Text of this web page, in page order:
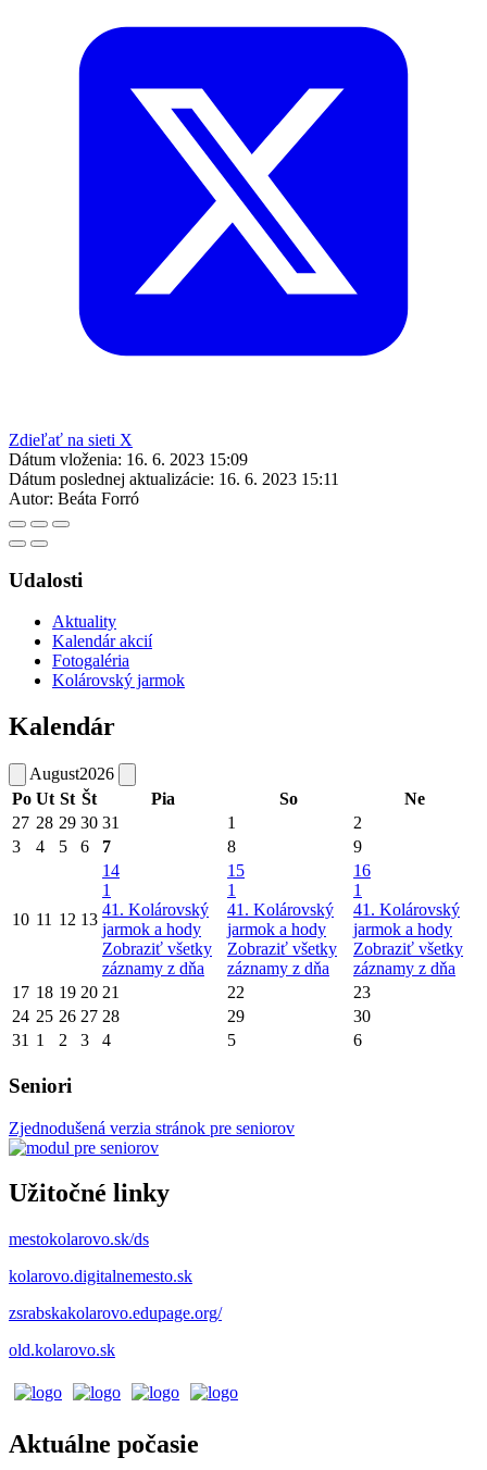
Zdieľať na sieti X
Dátum vloženia: 16. 6. 2023 15:09
Dátum poslednej aktualizácie: 16. 6. 2023 15:11
Autor: Beáta Forró
Udalosti
Aktuality
Kalendár akcií
Fotogaléria
Kolárovský jarmok
Kalendár
August2026
Po Ut St Št Pia So
Ne
27 28 29 30 31 1
2
3
4 5 6 7 8 9
10 11 12 13
14
1
41. Kolárovský
jarmok a hody
Zobraziť všetky
záznamy z dňa
15
1
41. Kolárovský
jarmok a hody
Zobraziť všetky
záznamy z dňa
16
1
41. Kolárovský
jarmok a hody
Zobraziť všetky
záznamy z dňa
17 18 19 20 21 22
23
24 25 26 27 28 29
30
31 1 2 3 4 5 6
Seniori
Zjednodušená verzia stránok pre seniorov
Užitočné linky
mestokolarovo.sk/ds
kolarovo.digitalnemesto.sk
zsrabskakolarovo.edupage.org/
old.kolarovo.sk
Aktuálne počasie